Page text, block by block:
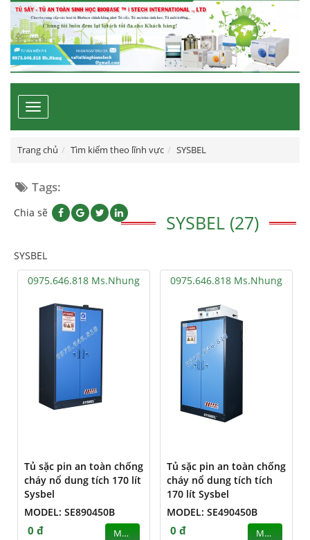
Toggle
navigation
Trang chủ Tìm kiếm theo lĩnh vực SYSBEL
Tags:
SYSBEL (27)
Chia sẽ
SYSBEL
0975.646.818 Ms.Nhung
Tủ sặc pin an toàn chống
cháy nổ dung tích 170 lít
Sysbel
MODEL: SE890450B
0 đ MUA
0975.646.818 Ms.Nhung
Tủ sặc pin an toàn chống
cháy nổ dung tích tích
170 lít Sysbel
MODEL: SE490450B
0 đ MUA